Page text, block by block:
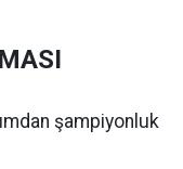
şampiyonluk